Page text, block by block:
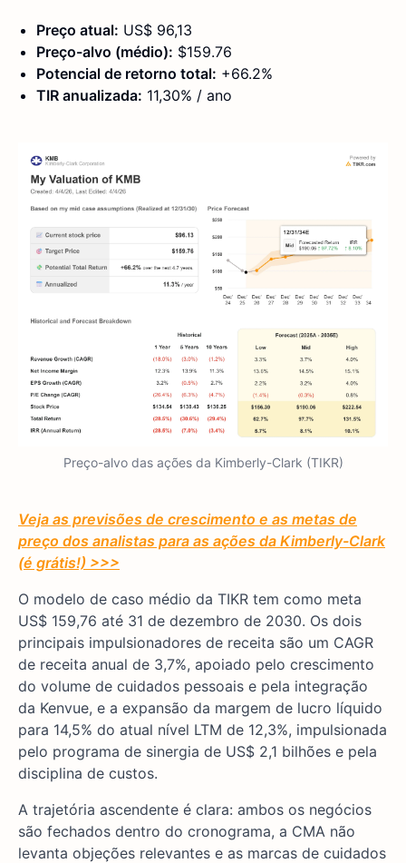
Preço atual: US$ 96,13
Preço-alvo (médio): $159.76
Potencial de retorno total: +66.2%
TIR anualizada: 11,30% / ano
Preço-alvo das ações da Kimberly-Clark (TIKR)
Veja as previsões de crescimento e as metas de
preço dos analistas para as ações da Kimberly-Clark
(é grátis!) >>>
O modelo de caso médio da TIKR tem como meta
US$ 159,76 até 31 de dezembro de 2030. Os dois
principais impulsionadores de receita são um CAGR
de receita anual de 3,7%, apoiado pelo crescimento
do volume de cuidados pessoais e pela integração
da Kenvue, e a expansão da margem de lucro líquido
para 14,5% do atual nível LTM de 12,3%, impulsionada
pelo programa de sinergia de US$ 2,1 bilhões e pela
disciplina de custos.
A trajetória ascendente é clara: ambos os negócios
são fechados dentro do cronograma, a CMA não
levanta objeções relevantes e as marcas de cuidados